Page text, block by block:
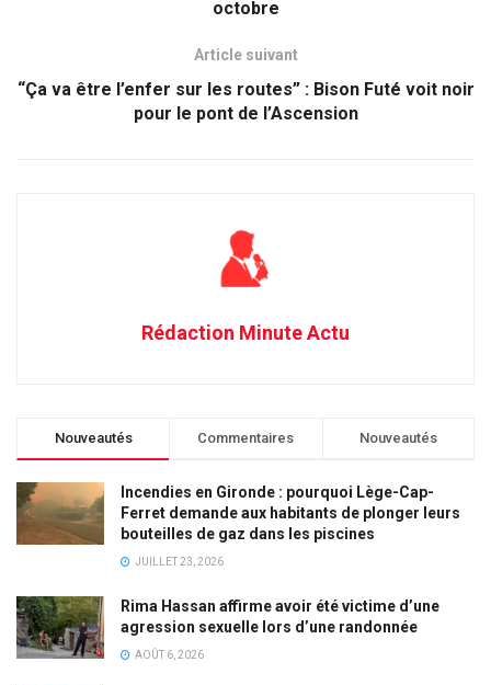
octobre
Article suivant
“Ça va être l’enfer sur les routes” : Bison Futé voit noir
pour le pont de l’Ascension
Rédaction Minute Actu
Nouveautés Commentaires Nouveautés
Incendies en Gironde : pourquoi Lège-Cap-
Ferret demande aux habitants de plonger leurs
bouteilles de gaz dans les piscines
JUILLET 23, 2026
Rima Hassan affirme avoir été victime d’une
agression sexuelle lors d’une randonnée
AOÛT 6, 2026